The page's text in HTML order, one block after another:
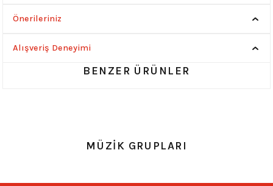
Önerileriniz
Alışveriş Deneyimi
BENZER ÜRÜNLER
MÜZİK GRUPLARI